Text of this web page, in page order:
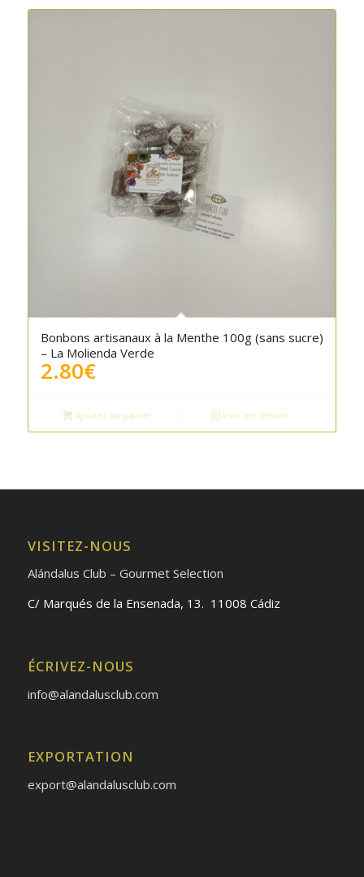
Bonbons artisanaux à la Menthe 100g (sans sucre)
– La Molienda Verde
2.80€
Ajouter au panier Voir les détails
VISITEZ-NOUS
Alándalus Club – Gourmet Selection
C/ Marqués de la Ensenada, 13. 11008 Cádiz
ÉCRIVEZ-NOUS
info@alandalusclub.com
EXPORTATION
export@alandalusclub.com